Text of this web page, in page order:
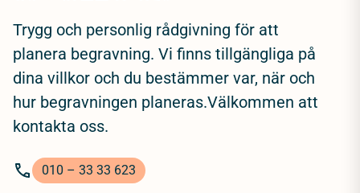
Trygg och personlig rådgivning för att
planera begravning. Vi finns tillgängliga på
dina villkor och du bestämmer var, när och
hur begravningen planeras.Välkommen att
kontakta oss.
010 – 33 33 623